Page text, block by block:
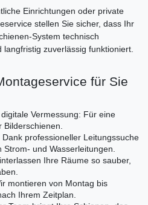
Einrichtungen oder private
stellen Sie sicher, dass Ihr
System technisch
zuverlässig funktioniert.
für Sie
Vermessung: Für eine
professioneller Leitungssuche
und Wasserleitungen.
Ihre Räume so sauber,
montieren von Montag bis
Ihrem Zeitplan.